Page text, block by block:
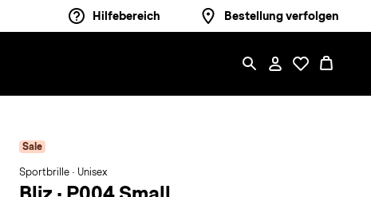
Hilfebereich Bestellung verfolgen
Sale
Sportbrille · Unisex